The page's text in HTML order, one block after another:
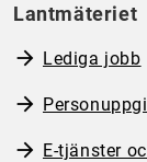
Lantmäteriet
Lediga jobb
E-tjänster